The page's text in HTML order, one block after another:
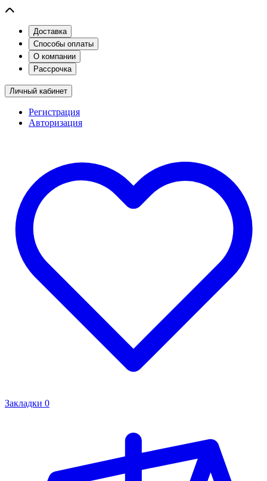
Доставка
Способы оплаты
О компании
Рассрочка
Личный кабинет
Регистрация
Авторизация
Закладки 0